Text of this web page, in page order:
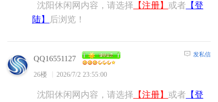
沈阳休闲网内容，请选择 【注册】 或者 【登
陆】
后浏览！
QQ16551127
26楼 2026/7/2 23:55:00
发私信
沈阳休闲网内容，请选择 【注册】 或者 【登